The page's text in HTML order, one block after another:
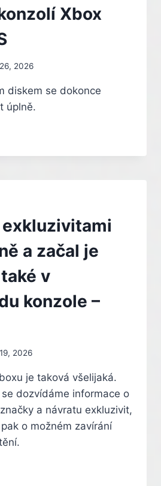
Xbox
2026
diskem se dokonce
úplně.
a začal je
v
konzole –
2026
je taková všelijaká.
dozvídáme informace o
a návratu exkluzivit,
o možném zavírání